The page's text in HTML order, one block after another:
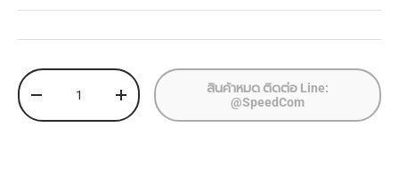
จำนวน
ลดจำนวน
เพิ่มจำนวน
สินค้าหมด ติดต่อ Line:
@SpeedCom